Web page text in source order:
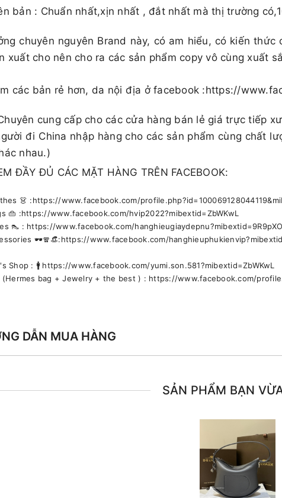
bản : Chuẩn nhất,xịn nhất , đắt nhất mà thị trường
chuyên nguyên Brand này, có am hiểu, có kiến
xuất cho nên cho ra các sản phẩm copy vô cùng xuất
các bản rẻ hơn, da nội địa ở facebook :https://
cung cấp cho các cửa hàng bán lẻ giá trực tiếp
đi China nhập hàng cho các sản phẩm cùng chất
nhau.)
ĐẦY ĐỦ CÁC MẶT HÀNG TRÊN FACEBOOK:
👗 :https://www.facebook.com/
👜 :https://www.facebook.com/hvip2022?mibextid=ZbWKwL
👠 : https://www.facebook.com/hanghieugiaydepnu?mibextid=9R9pXO
🕶🧣👒:https://www.facebook.com/
Shop : 🚹 https://www.facebook.com/yumi.son.581?mibextid=ZbWKwL
(Hermes bag + Jewelry + the best ) : https://www.facebook.com/
DẪN MUA HÀNG
SẢN PHẨM BẠN